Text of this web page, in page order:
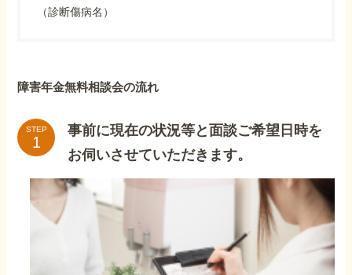
（診断傷病名）
障害年金無料相談会の流れ
STEP
事前に現在の状況等と面談ご希望日時を
お伺いさせていただきます。